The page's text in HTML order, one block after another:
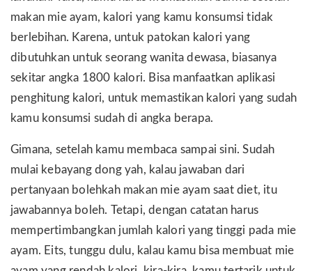
makan mie ayam, kalori yang kamu konsumsi tidak
berlebihan. Karena, untuk patokan kalori yang
dibutuhkan untuk seorang wanita dewasa, biasanya
sekitar angka 1800 kalori. Bisa manfaatkan aplikasi
penghitung kalori, untuk memastikan kalori yang sudah
kamu konsumsi sudah di angka berapa.
Gimana, setelah kamu membaca sampai sini. Sudah
mulai kebayang dong yah, kalau jawaban dari
pertanyaan bolehkah makan mie ayam saat diet, itu
jawabannya boleh. Tetapi, dengan catatan harus
mempertimbangkan jumlah kalori yang tinggi pada mie
ayam. Eits, tunggu dulu, kalau kamu bisa membuat mie